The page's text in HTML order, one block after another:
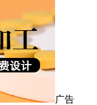
广告